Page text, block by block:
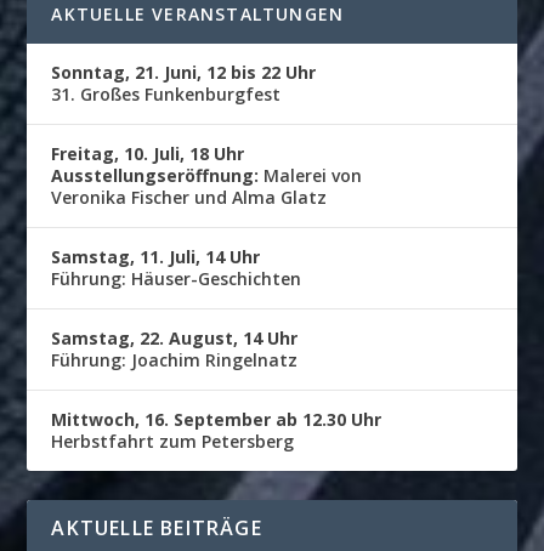
AKTUELLE VERANSTALTUNGEN
Sonntag, 21. Juni, 12 bis 22 Uhr
31. Großes Funkenburgfest
Freitag, 10. Juli, 18 Uhr
Ausstellungseröffnung: Malerei von
Veronika Fischer und Alma Glatz
Samstag, 11. Juli, 14 Uhr
Führung: Häuser-Geschichten
Samstag, 22. August, 14 Uhr
Führung: Joachim Ringelnatz
Mittwoch, 16. September ab 12.30 Uhr
Herbstfahrt zum Petersberg
AKTUELLE BEITRÄGE